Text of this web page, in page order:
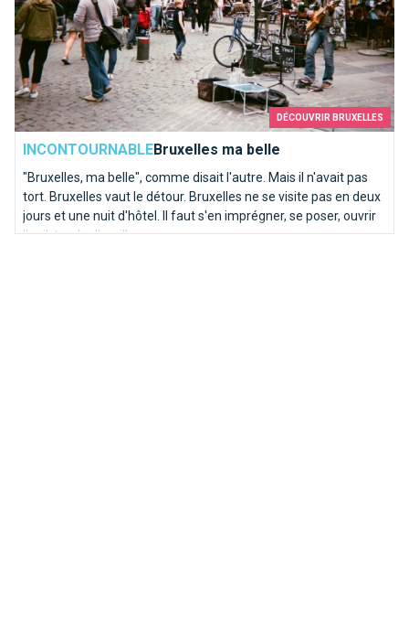
DÉCOUVRIR BRUXELLES
INCONTOURNABLEBruxelles ma belle
"Bruxelles, ma belle", comme disait l'autre. Mais il n'avait pas
tort. Bruxelles vaut le détour. Bruxelles ne se visite pas en deux
jours et une nuit d'hôtel. Il faut s'en imprégner, se poser, ouvrir
l'oeil, tendre l'oreille.